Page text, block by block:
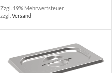
Zzgl. 19% Mehrwertsteuer
zzgl. Versand